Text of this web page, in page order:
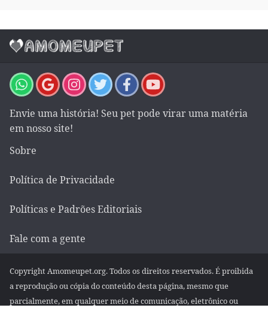
Envie uma história! Seu pet pode virar uma matéria
em nosso site!
Sobre
Política de Privacidade
Políticas e Padrões Editoriais
Fale com a gente
Copyright Amomeupet.org. Todos os direitos reservados. É proibida
a reprodução ou cópia do conteúdo desta página, mesmo que
parcialmente, em qualquer meio de comunicação, eletrônico ou